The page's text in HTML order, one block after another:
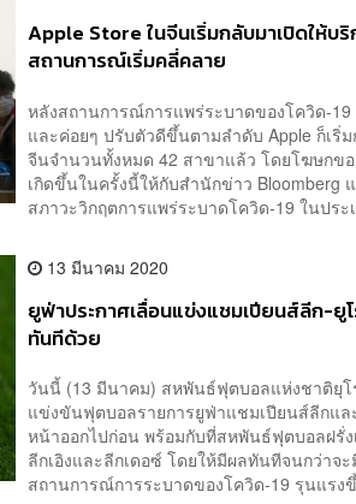
Apple Store ในจีนเริ่มกลับมาเปิดให้บ
สถานการณ์เริ่มคลี่คลาย
หลังสถานการณ์การแพร่ระบาดของโควิด-19
และค่อยๆ ปรับตัวดีขึ้นตามลำดับ Apple ก็เริ่
จีนจำนวนทั้งหมด 42 สาขาแล้ว โดยโฆษกข
เกิดขึ้นในครั้งนี้ให้กับสำนักข่าว
สภาวะวิกฤตการแพร่ระบาดโควิด-19 ในประ
13 มีนาคม 2020
ยูฟ่าประกาศเลื่อนแข่งแชมเปียนส์ลีก-ยู
ทันทีด้วย
วันนี้ (13 มีนาคม) สหพันธ์ฟุตบอลแห่งชาติยุโ
แข่งขันฟุตบอลรายการยูฟ่าแชมเปียนส์ลีกแ
หน้าออกไปก่อน พร้อมกับที่สหพันธ์ฟุตบอลฝรั่
ลีกเอิงและลีกเดอซ์ โดยให้มีผลทันทีจนกว่าจ
สถานการณ์การระบาดของโควิด-19 รุนแร